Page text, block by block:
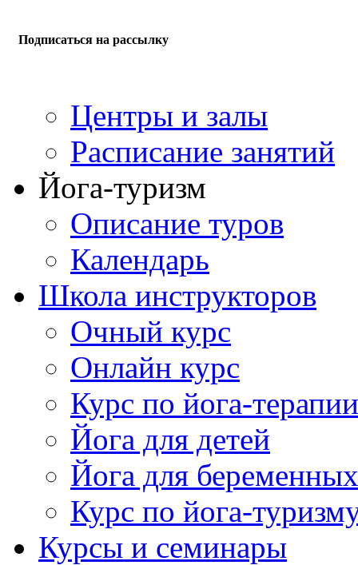
Подписаться на рассылку
Центры и залы
Расписание занятий
Йога-туризм
Описание туров
Календарь
Школа инструкторов
Очный курс
Онлайн курс
Курс по йога-терапии
Йога для детей
Йога для беременных
Курс по йога-
Курсы и семинары